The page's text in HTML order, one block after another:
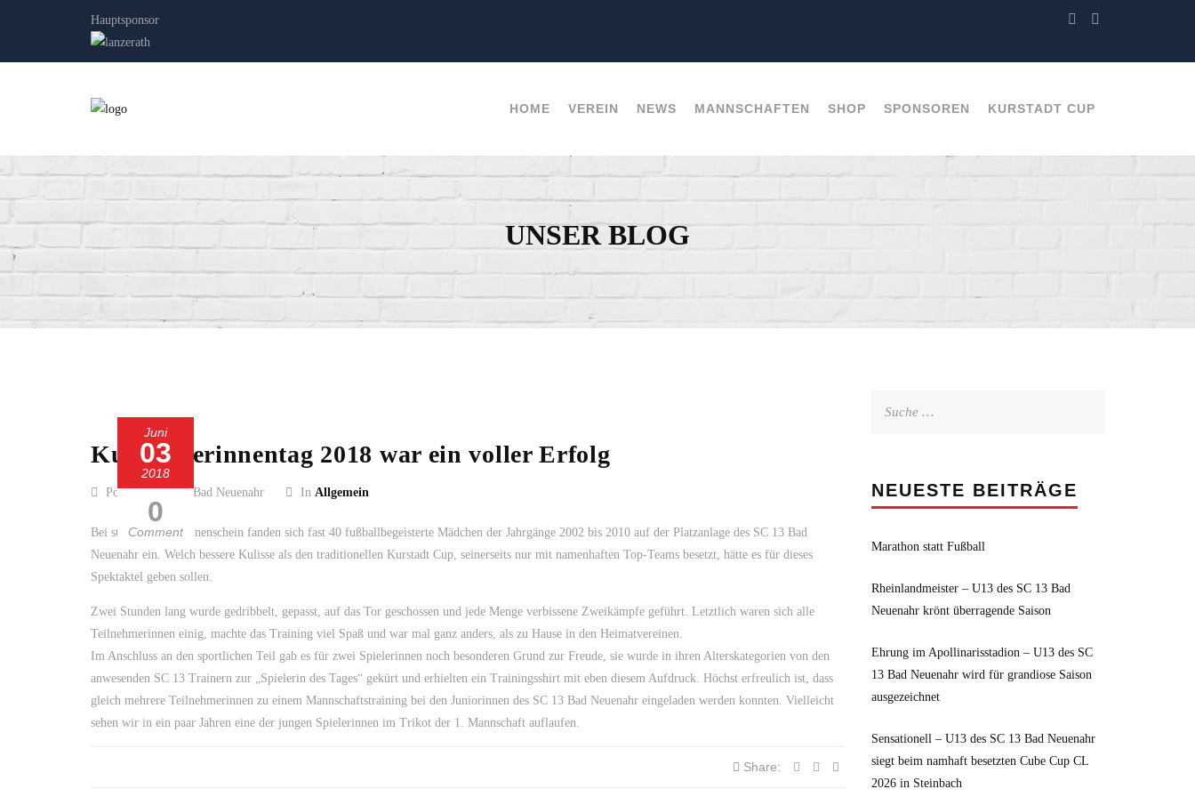
Hauptsponsor
HOME VEREIN NEWS MANNSCHAFTEN SHOP SPONSOREN KURSTADT CUP
UNSER BLOG
Juni
03
2018
0
Comment
Kurstädterinnentag 2018 war ein voller Erfolg
Posted by SC 13 Bad Neuenahr In Allgemein
Bei strahlendem Sonnenschein fanden sich fast 40 fußballbegeisterte Mädchen der Jahrgänge 2002 bis 2010 auf der Platzanlage des SC 13 Bad
Neuenahr ein. Welch bessere Kulisse als den traditionellen Kurstadt Cup, seinerseits nur mit namenhaften Top-Teams besetzt, hätte es für dieses
Spektaktel geben sollen.
Zwei Stunden lang wurde gedribbelt, gepasst, auf das Tor geschossen und jede Menge verbissene Zweikämpfe geführt. Letztlich waren sich alle
Teilnehmerinnen einig, machte das Training viel Spaß und war mal ganz anders, als zu Hause in den Heimatvereinen.
Im Anschluss an den sportlichen Teil gab es für zwei Spielerinnen noch besonderen Grund zur Freude, sie wurde in ihren Alterskategorien von den
anwesenden SC 13 Trainern zur „Spielerin des Tages“ gekürt und erhielten ein Trainingsshirt mit eben diesem Aufdruck. Höchst erfreulich ist, dass
gleich mehrere Teilnehmerinnen zu einem Mannschaftstraining bei den Juniorinnen des SC 13 Bad Neuenahr eingeladen werden konnten. Vielleicht
sehen wir in ein paar Jahren eine der jungen Spielerinnen im Trikot der 1. Mannschaft auflaufen.
Share:
NEUESTE BEITRÄGE
Marathon statt Fußball
Rheinlandmeister – U13 des SC 13 Bad
Neuenahr krönt überragende Saison
Ehrung im Apollinarisstadion – U13 des SC
13 Bad Neuenahr wird für grandiose Saison
ausgezeichnet
Sensationell – U13 des SC 13 Bad Neuenahr
siegt beim namhaft besetzten Cube Cup CL
2026 in Steinbach